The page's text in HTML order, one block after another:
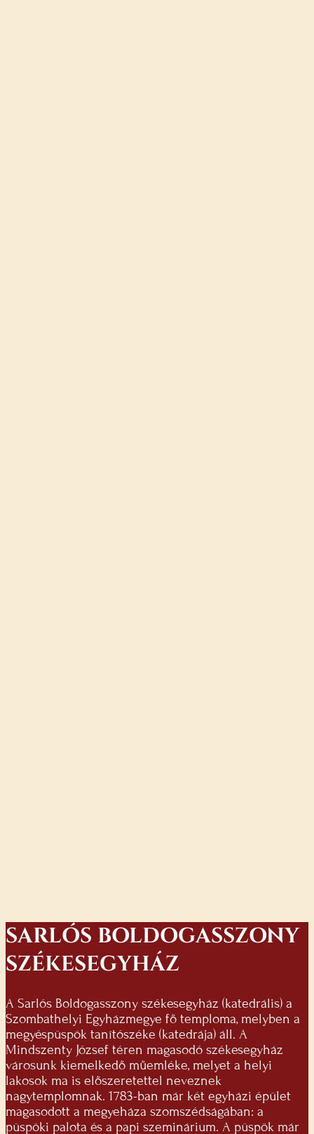
SARLÓS BOLDOGASSZONY
SZÉKESEGYHÁZ
A Sarlós Boldogasszony székesegyház (katedrális) a
Szombathelyi Egyházmegye fő temploma, melyben a
megyéspüspök tanítószéke (katedrája) áll. A
Mindszenty József téren magasodó székesegyház
városunk kiemelkedő műemléke, melyet a helyi
lakosok ma is előszeretettel neveznek
nagytemplomnak. 1783-ban már két egyházi épület
magasodott a megyeháza szomszédságában: a
püspöki palota és a papi szeminárium. A püspök már